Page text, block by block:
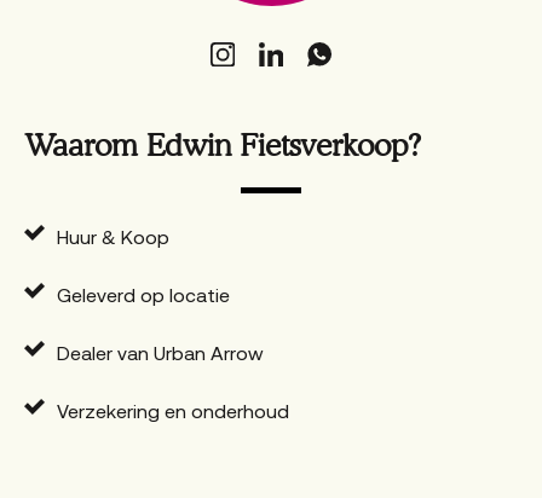
Waarom Edwin Fietsverkoop?
Huur & Koop
Geleverd op locatie
Dealer van Urban Arrow
Verzekering en onderhoud